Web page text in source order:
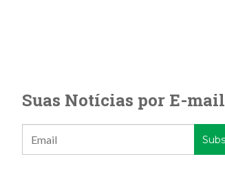
Suas Notícias por E-mail